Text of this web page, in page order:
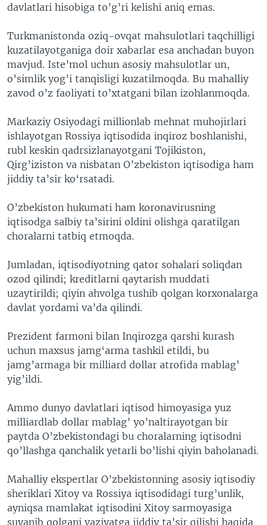
davlatlari hisobiga to’g’ri kelishi aniq emas.
Turkmanistonda oziq-ovqat mahsulotlari taqchilligi
kuzatilayotganiga doir xabarlar esa anchadan buyon
mavjud. Iste’mol uchun asosiy mahsulotlar un,
o’simlik yog’i tanqisligi kuzatilmoqda. Bu mahalliy
zavod o’z faoliyati to’xtatgani bilan izohlanmoqda.
Markaziy Osiyodagi millionlab mehnat muhojirlari
ishlayotgan Rossiya iqtisodida inqiroz boshlanishi,
rubl keskin qadrsizlanayotgani Tojikiston,
Qirg’iziston va nisbatan O’zbekiston iqtisodiga ham
jiddiy ta’sir ko‘rsatadi.
O’zbekiston hukumati ham koronavirusning
iqtisodga salbiy ta’sirini oldini olishga qaratilgan
choralarni tatbiq etmoqda.
Jumladan, iqtisodiyotning qator sohalari soliqdan
ozod qilindi; kreditlarni qaytarish muddati
uzaytirildi; qiyin ahvolga tushib qolgan korxonalarga
davlat yordami va’da qilindi.
Prezident farmoni bilan Inqirozga qarshi kurash
uchun maxsus jamg‘arma tashkil etildi, bu
jamg’armaga bir milliard dollar atrofida mablag’
yig’ildi.
Ammo dunyo davlatlari iqtisod himoyasiga yuz
milliardlab dollar mablag’ yo’naltirayotgan bir
paytda O’zbekistondagi bu choralarning iqtisodni
qo’llashga qanchalik yetarli bo’lishi qiyin baholanadi.
Mahalliy ekspertlar O’zbekistonning asosiy iqtisodiy
sheriklari Xitoy va Rossiya iqtisodidagi turg’unlik,
ayniqsa mamlakat iqtisodini Xitoy sarmoyasiga
suyanib qolgani vaziyatga jiddiy ta’sir qilishi haqida